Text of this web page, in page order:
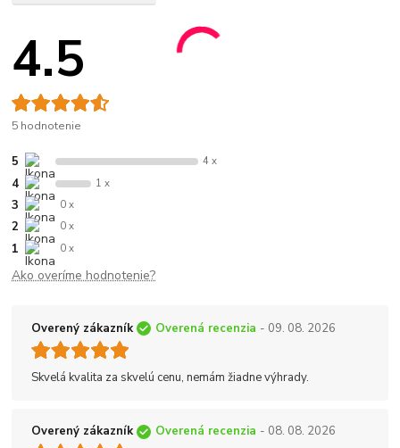
4.5
5 hodnotenie
5 4 x
4 1 x
3 0 x
2 0 x
1 0 x
Ako overíme hodnotenie?
Overený zákazník Overená recenzia - 09. 08. 2026
Skvelá kvalita za skvelú cenu, nemám žiadne výhrady.
Overený zákazník Overená recenzia - 08. 08. 2026